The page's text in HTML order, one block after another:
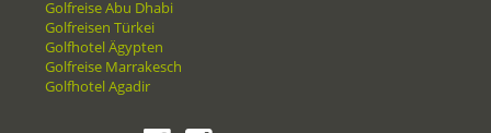
Golfreise Abu Dhabi
Golfreisen Türkei
Golfhotel Ägypten
Golfreise Marrakesch
Golfhotel Agadir